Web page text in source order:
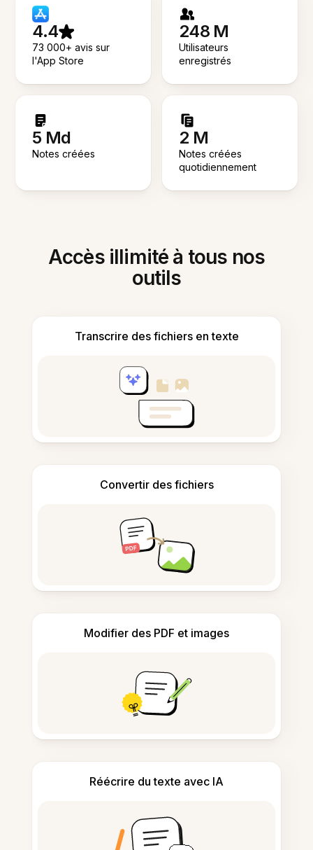
4.4
73 000+ avis sur
l'App Store
248 M
Utilisateurs
enregistrés
5 Md
Notes créées
2 M
Notes créées
quotidiennement
Accès illimité à tous nos
outils
Transcrire des fichiers en texte
Convertir des fichiers
Modifier des PDF et images
Réécrire du texte avec IA